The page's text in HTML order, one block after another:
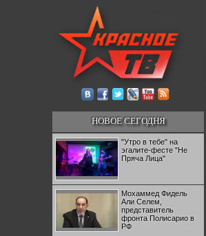
НОВОЕ СЕГОДНЯ
"Утро в тебе" на
эгалите-фесте "Не
Пряча Лица"
Мохаммед Фидель
Али Селем,
представитель
фронта Полисарио в
РФ